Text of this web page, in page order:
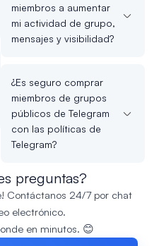
miembros a aumentar
mi actividad de grupo,
mensajes y visibilidad?
¿Es seguro comprar
miembros de grupos
públicos de Telegram
con las políticas de
Telegram?
preguntas?
Contáctanos 24/7 por chat
electrónico.
en minutos. 😊